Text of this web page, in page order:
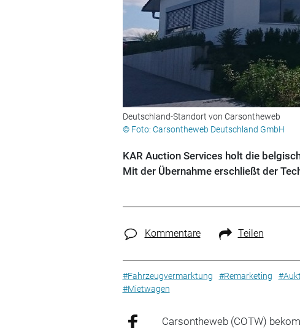
Deutschland-Standort von Carsontheweb
© Foto: Carsontheweb Deutschland GmbH
KAR Auction Services holt die
Mit der Übernahme erschließt der
Kommentare Teilen
#Fahrzeugvermarktung #Remarketing
#Mietwagen
Carsontheweb (COTW)